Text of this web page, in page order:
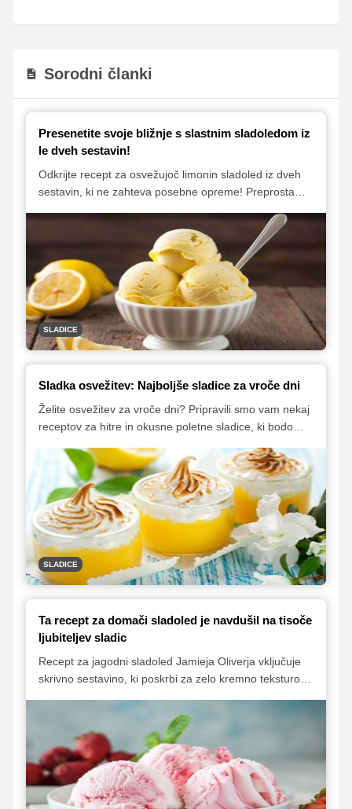
Sorodni članki
Presenetite svoje bližnje s slastnim sladoledom iz
le dveh sestavin!
Odkrijte recept za osvežujoč limonin sladoled iz dveh
sestavin, ki ne zahteva posebne opreme! Preprosta
Idealna poletna sladica za vsakogar.
SLADICE
Sladka osvežitev: Najboljše sladice za vroče dni
Želite osvežitev za vroče dni? Pripravili smo vam nekaj
receptov za hitre in okusne poletne sladice, ki bodo
jogurtovo strjenko, čokoladni sladoled brez strojčka ali
elegantno limonino kremo z meringo. Vsaka sladica je
enostavna za pripravo, zato se boste lahko posladkali
brez prevelikega truda.
SLADICE
Ta recept za domači sladoled je navdušil na tisoče
ljubiteljev sladic
Recept za jagodni sladoled Jamieja Oliverja vključuje
skrivno sestavino, ki poskrbi za zelo kremno teksturo.
sladoleda ne potrebujemo aparata.